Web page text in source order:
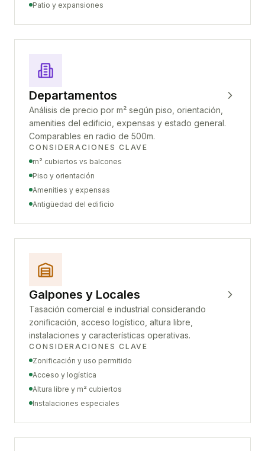
Patio y expansiones
Departamentos
Análisis de precio por m² según piso, orientación,
amenities del edificio, expensas y estado general.
Comparables en radio de 500m.
CONSIDERACIONES CLAVE
m² cubiertos vs balcones
Piso y orientación
Amenities y expensas
Antigüedad del edificio
Galpones y Locales
Tasación comercial e industrial considerando
zonificación, acceso logístico, altura libre,
instalaciones y características operativas.
CONSIDERACIONES CLAVE
Zonificación y uso permitido
Acceso y logística
Altura libre y m² cubiertos
Instalaciones especiales